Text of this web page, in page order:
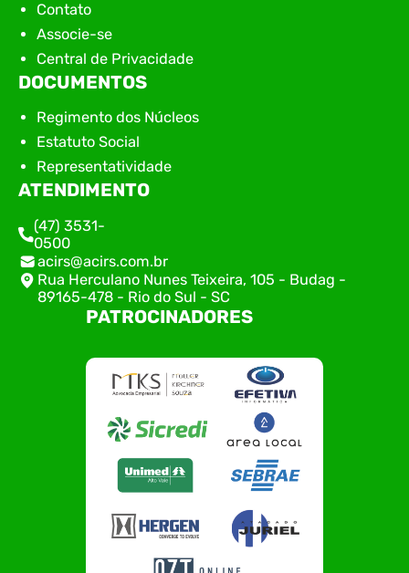
Contato
Associe-se
Central de Privacidade
DOCUMENTOS
Regimento dos Núcleos
Estatuto Social
Representatividade
ATENDIMENTO
(47) 3531-
0500
acirs@acirs.com.br
Rua Herculano Nunes Teixeira, 105 - Budag -
89165-478 - Rio do Sul - SC
PATROCINADORES